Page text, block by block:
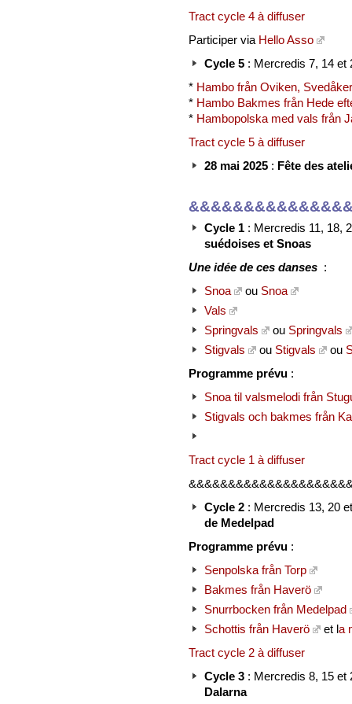
Tract cycle 4 à diffuser
Participer via Hello Asso
Cycle 5 : Mercredis 7, 14 et
* Hambo från Oviken,
* Hambo Bakmes från Hede
* Hambopolska med vals från
Tract cycle 5 à diffuser
28 mai 2025 : Fête des
Cycle 1 : Mercredis 11, 18,
suédoises et Snoas
Une idée de ces danses :
Snoa
ou Snoa
Vals
Springvals
ou Springvals
Stigvals
ou Stigvals ou
Programme prévu :
Snoa til valsmelodi från
Stigvals och bakmes från
Tract cycle 1 à diffuser
Cycle 2 : Mercredis 13, 20
de Medelpad
Programme prévu :
Senpolska från Torp
Bakmes från Haverö
Snurrbocken från Medelpad
Schottis från Haverö
et la
Tract cycle 2 à diffuser
Cycle 3 : Mercredis 8, 15 et
Dalarna